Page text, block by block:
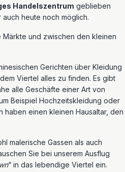
Handelszentrum geblieben
heute noch möglich.
Märkte und zwischen den kleinen
Gerichten über Kleidung
Viertel alles zu finden. Es gibt
alle Geschäfte einer Art von
Beispiel Hochzeitskleidung oder
haben einen kleinen Hausaltar, den
malerische Gassen als auch
Sie bei unserem Ausflug
“ in das lebendige Viertel ein.